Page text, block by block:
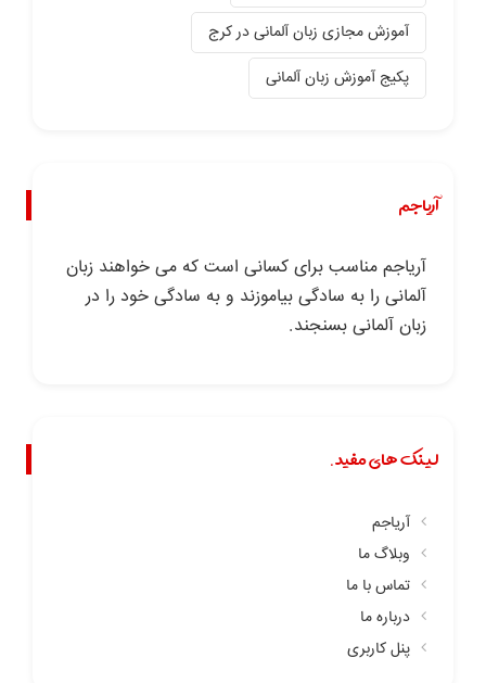
آموزش مجازی زبان آلمانی در کرج
پکیج آموزش زبان آلمانی
آریاجم
آریاجم مناسب برای کسانی است که می خواهند زبان
آلمانی را به سادگی بیاموزند و به سادگی خود را در
زبان آلمانی بسنجند.
لینک های مفید.
آریاجم
وبلاگ ما
تماس با ما
درباره ما
پنل کاربری